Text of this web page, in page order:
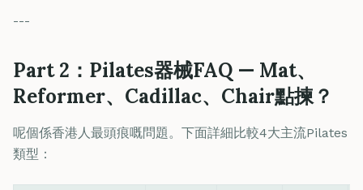
---
Part 2：Pilates器械FAQ — Mat、
Reformer、Cadillac、Chair點揀？
呢個係香港人最頭痕嘅問題。下面詳細比較4大主流Pilates
類型：